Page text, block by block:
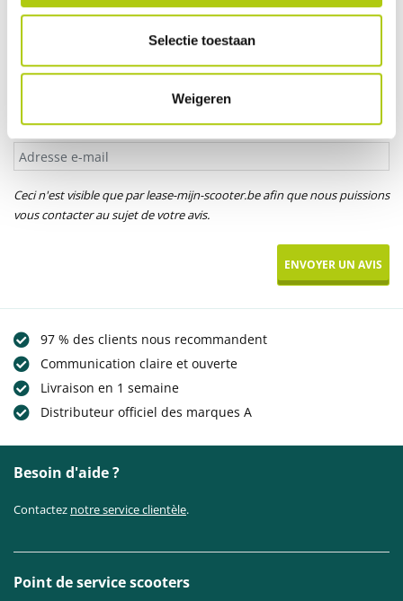
Selectie toestaan
Weigeren
M. Mme Mlle
Adresse e-mail
Ceci n'est visible que par lease-mijn-scooter.be afin que nous puissions
vous contacter au sujet de votre avis.
97 % des clients nous recommandent
Communication claire et ouverte
Livraison en 1 semaine
Distributeur officiel des marques A
Besoin d'aide ?
Contactez notre service clientèle.
Point de service scooters